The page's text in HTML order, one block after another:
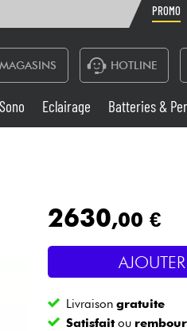
PROMO
HOTLINE
België
Nederland
Sono
Vents
Câbles & Access.
Sono Eclairage Batteries &
2630,00 €
Livraisongratuite
Satisfaitou